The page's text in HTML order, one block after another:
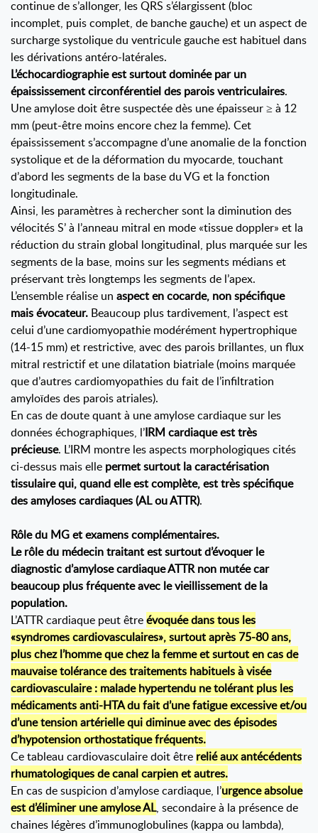
continue de s’allonger, les QRS s’élargissent (bloc
incomplet, puis complet, de banche gauche) et un aspect de
surcharge systolique du ventricule gauche est habituel dans
les dérivations antéro-latérales.
L’échocardiographie est surtout dominée par un
épaississement circonférentiel des parois ventriculaires.
Une amylose doit être suspectée dès une épaisseur ≥ à 12
mm (peut-être moins encore chez la femme). Cet
épaississement s’accompagne d’une anomalie de la fonction
systolique et de la déformation du myocarde, touchant
d’abord les segments de la base du VG et la fonction
longitudinale.
Ainsi, les paramètres à rechercher sont la diminution des
vélocités S’ à l’anneau mitral en mode «tissue doppler» et la
réduction du strain global longitudinal, plus marquée sur les
segments de la base, moins sur les segments médians et
préservant très longtemps les segments de l’apex.
L’ensemble réalise un aspect en cocarde, non spécifique
mais évocateur. Beaucoup plus tardivement, l’aspect est
celui d’une cardiomyopathie modérément hypertrophique
(14-15 mm) et restrictive, avec des parois brillantes, un flux
mitral restrictif et une dilatation biatriale (moins marquée
que d’autres cardiomyopathies du fait de l’infiltration
amyloïdes des parois atriales).
En cas de doute quant à une amylose cardiaque sur les
données échographiques, l’IRM cardiaque est très
précieuse. L’IRM montre les aspects morphologiques cités
ci-dessus mais elle permet surtout la caractérisation
tissulaire qui, quand elle est complète, est très spécifique
des amyloses cardiaques (AL ou ATTR).
Rôle du MG et examens complémentaires.
Le rôle du médecin traitant est surtout d’évoquer le
diagnostic d’amylose cardiaque ATTR non mutée car
beaucoup plus fréquente avec le vieillissement de la
population.
L’ATTR cardiaque peut êtreévoquée dans tous les
«syndromes cardiovasculaires», surtout après 75-80 ans,
plus chez l’homme que chez la femme et surtout en cas de
mauvaise tolérance des traitements habituels à visée
cardiovasculaire : malade hypertendu ne tolérant plus les
médicaments anti-HTA du fait d’une fatigue excessive et/ou
d’une tension artérielle qui diminue avec des épisodes
d’hypotension orthostatique fréquents.
Ce tableau cardiovasculaire doit être relié aux antécédents
rhumatologiques de canal carpien et autres.
En cas de suspicion d’amylose cardiaque, l’urgence absolue
est d’éliminer une amylose AL, secondaire à la présence de
chaines légères d’immunoglobulines (kappa ou lambda),